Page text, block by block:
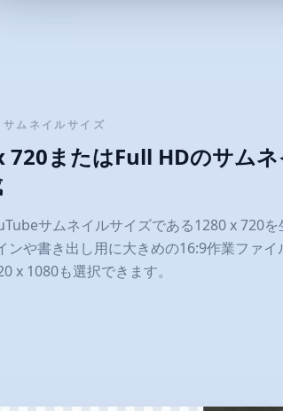
ムネイルサイズ
720またはFull HDのサム
サムネイルサイズである1280 x 720を
ンや書き出し用に大きめの16:9作業ファイ
x 1080も選択できます。